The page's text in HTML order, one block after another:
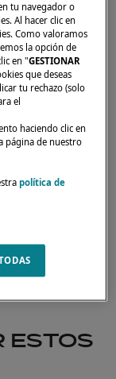
ESTOS
tu navegador o
Al hacer clic en
Como valoramos
la opción de
en "GESTIONAR
que deseas
tu rechazo (solo
el
haciendo clic en
página de nuestro
política de